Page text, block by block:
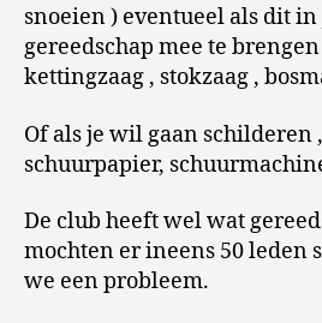
snoeien ) eventueel als dit
gereedschap mee te
kettingzaag , stokzaag ,
Of als je wil gaan schilderen
schuurpapier,
De club heeft wel wat
mochten er ineens 50 leden
we een probleem.